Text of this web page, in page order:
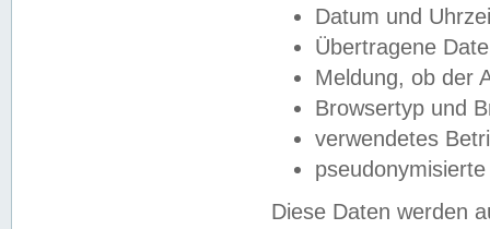
Datum und
Übertragene
Meldung, ob der
Browsertyp und
verwendetes
Diese Daten werden